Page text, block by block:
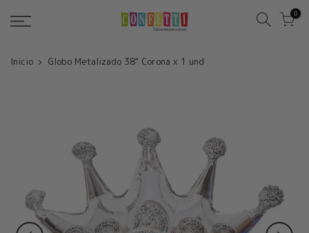
0
Inicio Globo Metalizado 38" Corona x 1 und